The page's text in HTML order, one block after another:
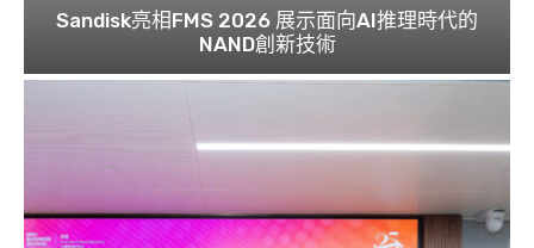
Sandisk亮相FMS 2026 展示面向AI推理時代的
NAND創新技術